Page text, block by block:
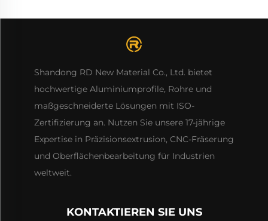
Shandong RD New Material Co., Ltd. bietet
hochwertige Aluminiumprofile, Rohre und
maßgeschneiderte Lösungen mit ISO-
Zertifizierung an. Nutzen Sie unsere 17-jährige
Expertise in Präzisionsextrusion, CNC-Fräserung
und Oberflächenbearbeitung für Industrien
weltweit.
KONTAKTIEREN SIE UNS